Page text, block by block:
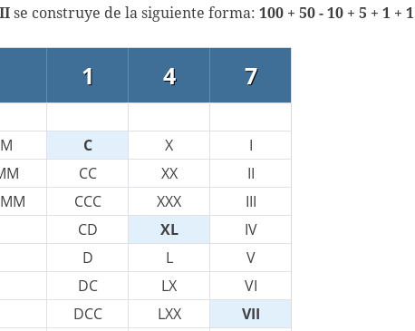
se construye de la siguiente forma: 100 + 50 - 10 + 5 + 1 + 1
1 4 7
M C X
I
CC XX
II
CCC XXX
III
CD XL
IV
D L
V
DC LX
VI
DCC LXX
VII